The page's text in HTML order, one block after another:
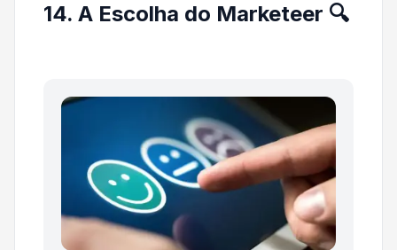
14. A Escolha do Marketeer 🔍